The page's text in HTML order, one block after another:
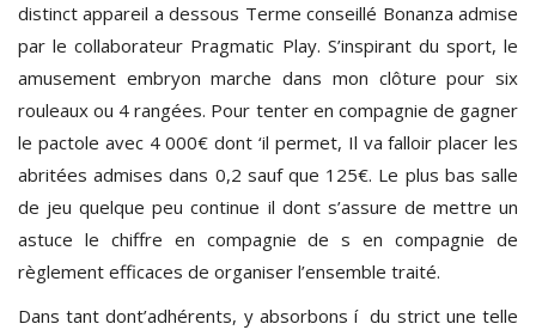
distinct appareil a dessous Terme conseillé Bonanza admise
par le collaborateur Pragmatic Play. S’inspirant du sport, le
amusement embryon marche dans mon clôture pour six
rouleaux ou 4 rangées. Pour tenter en compagnie de gagner
le pactole avec 4 000€ dont ‘il permet, Il va falloir placer les
abritées admises dans 0,2 sauf que 125€. Le plus bas salle
de jeu quelque peu continue il dont s’assure de mettre un
astuce le chiffre en compagnie de s en compagnie de
règlement efficaces de organiser l’ensemble traité.
Dans tant dont’adhérents, y absorbons í du strict une telle